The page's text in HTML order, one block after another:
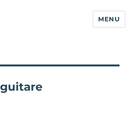
MENU
guitare